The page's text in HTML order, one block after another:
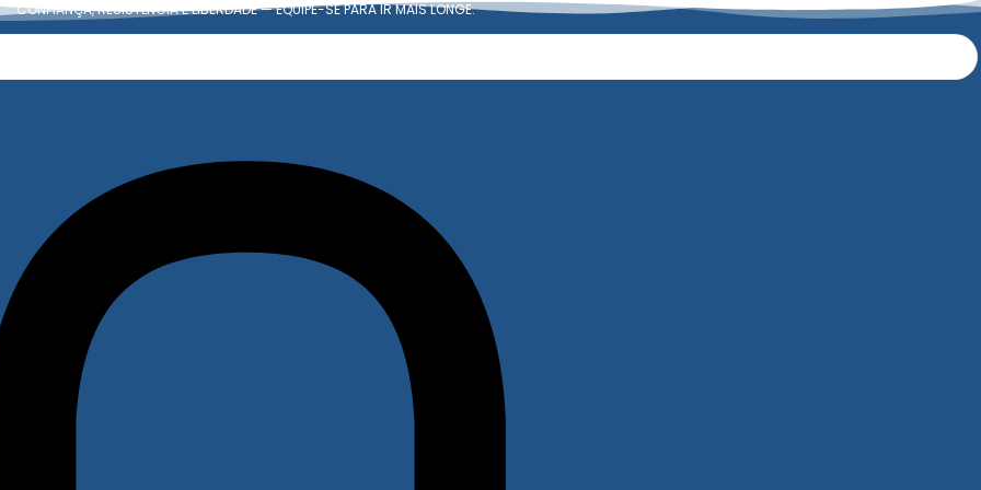
CONFIANÇA, RESISTÊNCIA E LIBERDADE — EQUIPE-SE PARA IR MAIS LONGE.